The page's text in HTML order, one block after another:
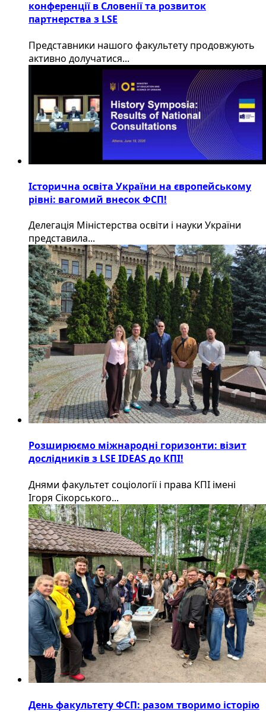
конференції в Словенії та розвиток
партнерства з LSE
​Представники нашого факультету продовжують
активно долучатися...
Історична освіта України на європейському
рівні: вагомий внесок ФСП!
Делегація Міністерства освіти і науки України
представила...
Розширюємо міжнародні горизонти: візит
дослідників з LSE IDEAS до КПІ!
Днями факультет соціології і права КПІ імені
Ігоря Сікорського...
День факультету ФСП: разом творимо історію